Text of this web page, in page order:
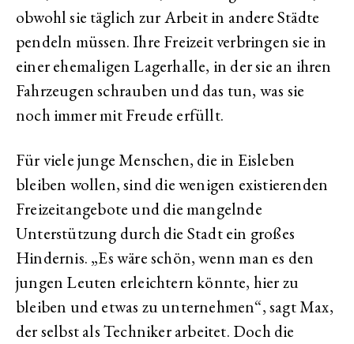
obwohl sie täglich zur Arbeit in andere Städte
pendeln müssen. Ihre Freizeit verbringen sie in
einer ehemaligen Lagerhalle, in der sie an ihren
Fahrzeugen schrauben und das tun, was sie
noch immer mit Freude erfüllt.
Für viele junge Menschen, die in Eisleben
bleiben wollen, sind die wenigen existierenden
Freizeitangebote und die mangelnde
Unterstützung durch die Stadt ein großes
Hindernis. „Es wäre schön, wenn man es den
jungen Leuten erleichtern könnte, hier zu
bleiben und etwas zu unternehmen“, sagt Max,
der selbst als Techniker arbeitet. Doch die